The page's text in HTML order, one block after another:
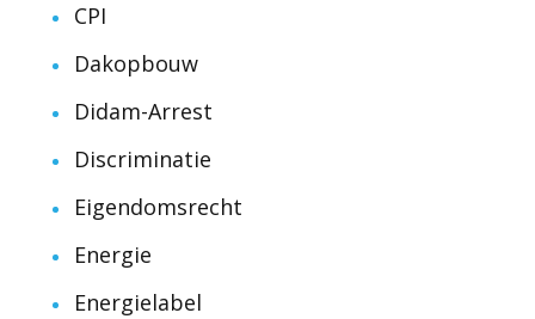
CPI
Dakopbouw
Didam-Arrest
Discriminatie
Eigendomsrecht
Energie
Energielabel